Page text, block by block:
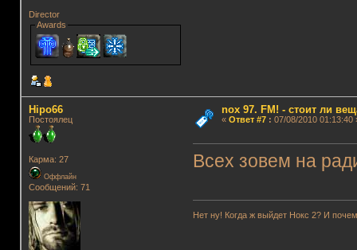
Director
Awards
Hipo66
Постоялец
Карма: 27
Оффлайн
Сообщений: 71
nox 97. FM! - стоит ли
« Ответ #7: 07/08/2010 01:13:40
Всех зовем на
Нет ну! Когда ж выйдет Нокс 2? И